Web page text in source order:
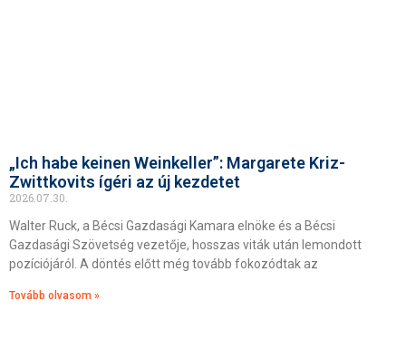
„Ich habe keinen Weinkeller”: Margarete Kriz-
Zwittkovits ígéri az új kezdetet
2026.07.30.
Walter Ruck, a Bécsi Gazdasági Kamara elnöke és a Bécsi
Gazdasági Szövetség vezetője, hosszas viták után lemondott
pozíciójáról. A döntés előtt még tovább fokozódtak az
Tovább olvasom »